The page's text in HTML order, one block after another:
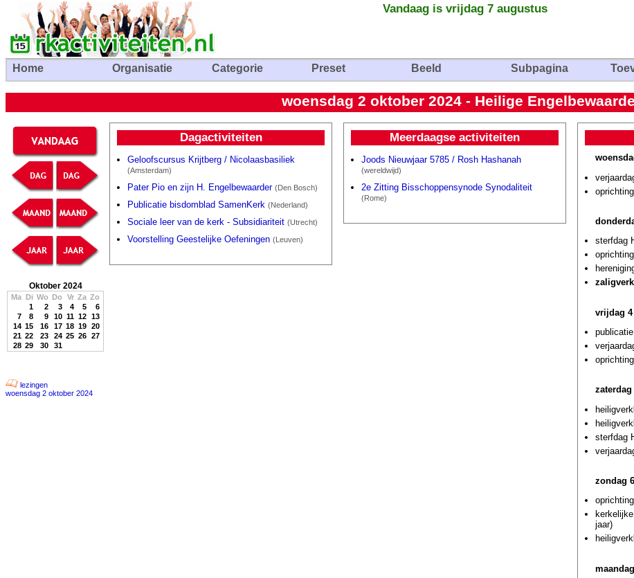
Vandaag is vrijdag 7 augustus
Home Organisatie Categorie Preset Beeld Subpagina
woensdag 2 oktober 2024 - Heilige
Oktober 2024
Ma Di Wo Do Vr Za Zo
1
2 3 4 5
6
7
8 9 10 11 12 13
14 15 16 17 18 19 20
21 22 23 24 25 26 27
28 29 30 31
lezingen
woensdag 2 oktober 2024
Dagactiviteiten
Geloofscursus Krijtberg / Nicolaasbasiliek
(Amsterdam)
Pater Pio en zijn H. Engelbewaarder (Den Bosch)
Publicatie bisdomblad SamenKerk (Nederland)
Sociale leer van de kerk - Subsidiariteit (Utrecht)
Voorstelling Geestelijke Oefeningen (Leuven)
Meerdaagse activiteiten
Joods Nieuwjaar 5785 / Rosh Hashanah
(wereldwijd)
2e Zitting Bisschoppensynode Synodaliteit
(Rome)
sterfdag
vrijdag 4
sterfdag
zondag
jaar)